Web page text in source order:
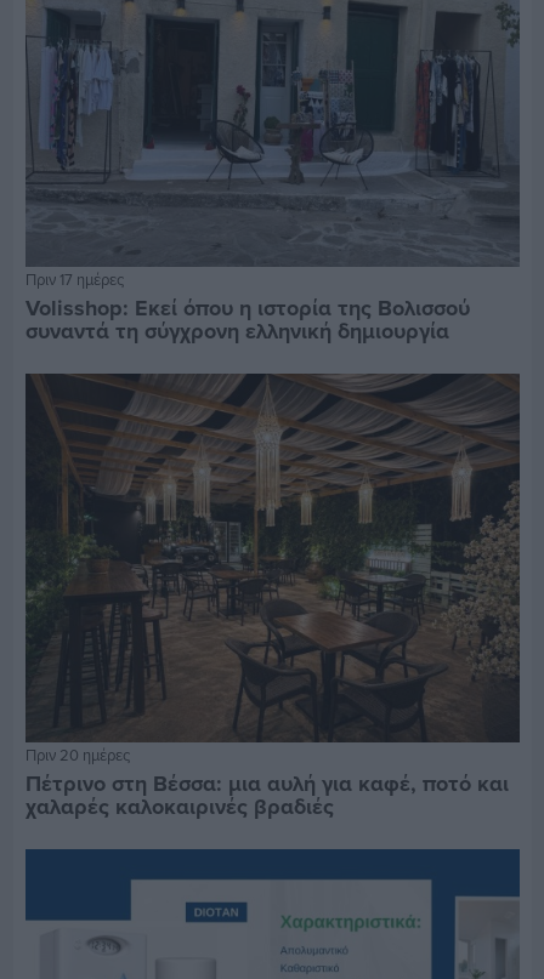
Πριν 17 ημέρες
Volisshop: Εκεί όπου η ιστορία της Βολισσού
συναντά τη σύγχρονη ελληνική δημιουργία
Πριν 20 ημέρες
Πέτρινο στη Βέσσα: μια αυλή για καφέ, ποτό και
χαλαρές καλοκαιρινές βραδιές